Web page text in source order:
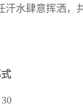
水肆意挥洒，